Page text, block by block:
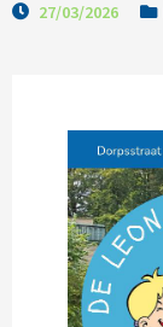
27/03/2026